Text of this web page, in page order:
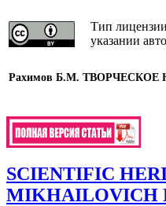
Тип
указании
Рахимов Б.М.
SCIENTIFIC
MIKHAILOVICH